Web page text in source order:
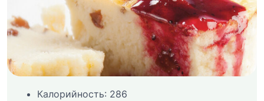
Калорийность: 286